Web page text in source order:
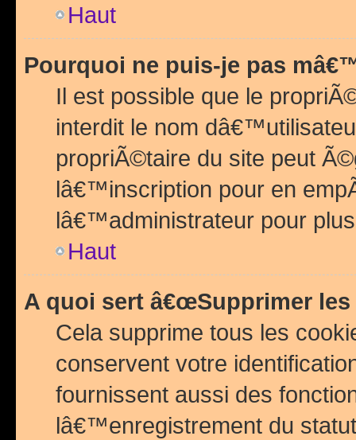
Haut
Pourquoi ne puis-je pas
Il est possible que le
interdit le nom
propriÃ©taire du site peut
lâ€™inscription pour en
lâ€™administrateur pour
Haut
A quoi sert â€œSupprimer les
Cela supprime tous les
conservent votre
fournissent aussi des
lâ€™enregistrement du